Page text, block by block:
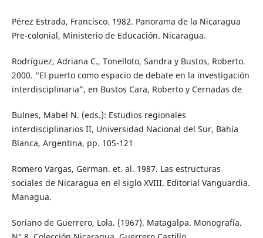
Pérez Estrada, Francisco. 1982. Panorama de la Nicaragua
Pre-colonial, Ministerio de Educación. Nicaragua.
Rodríguez, Adriana C., Tonelloto, Sandra y Bustos, Roberto.
2000. “El puerto como espacio de debate en la investigación
interdisciplinaria”, en Bustos Cara, Roberto y Cernadas de
Bulnes, Mabel N. (eds.): Estudios regionales
interdisciplinarios II, Universidad Nacional del Sur, Bahía
Blanca, Argentina, pp. 105-121
Romero Vargas, German. et. al. 1987. Las estructuras
sociales de Nicaragua en el siglo XVIII. Editorial Vanguardia.
Managua.
Soriano de Guerrero, Lola. (1967). Matagalpa. Monografía.